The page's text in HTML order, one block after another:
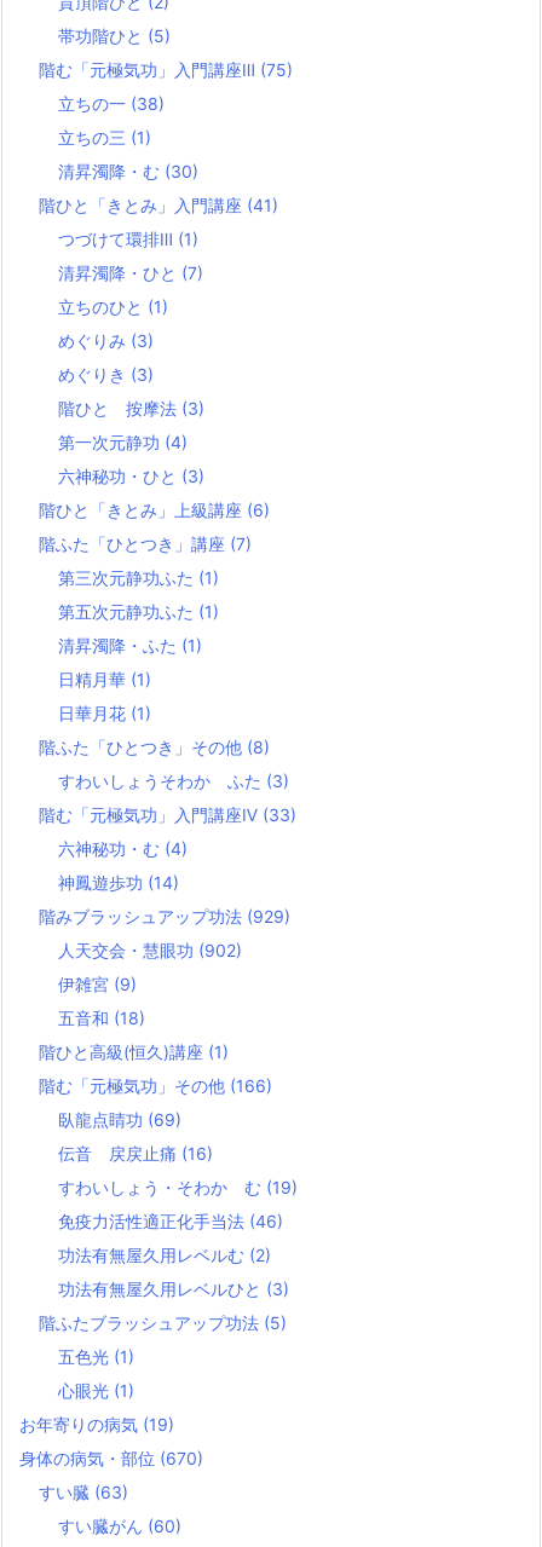
帯功階ひと (5)
階む「元極気功」入門講座Ⅲ (75)
立ちの一 (38)
立ちの三 (1)
清昇濁降・む (30)
階ひと「きとみ」入門講座 (41)
つづけて環排Ⅲ (1)
清昇濁降・ひと (7)
立ちのひと (1)
めぐりみ (3)
めぐりき (3)
階ひと 按摩法 (3)
第一次元静功 (4)
六神秘功・ひと (3)
階ひと「きとみ」上級講座 (6)
階ふた「ひとつき」講座 (7)
第三次元静功ふた (1)
第五次元静功ふた (1)
清昇濁降・ふた (1)
日精月華 (1)
日華月花 (1)
階ふた「ひとつき」その他 (8)
すわいしょうそわか ふた (3)
階む「元極気功」入門講座Ⅳ (33)
六神秘功・む (4)
神鳳遊歩功 (14)
階みブラッシュアップ功法 (929)
人天交会・慧眼功 (902)
伊雑宮 (9)
五音和 (18)
階ひと高級(恒久)講座 (1)
階む「元極気功」その他 (166)
臥龍点睛功 (69)
伝音 戻戻止痛 (16)
すわいしょう・そわか む (19)
免疫力活性適正化手当法 (46)
功法有無屋久用レベルむ (2)
功法有無屋久用レベルひと (3)
階ふたブラッシュアップ功法 (5)
五色光 (1)
心眼光 (1)
お年寄りの病気 (19)
身体の病気・部位 (670)
すい臓 (63)
すい臓がん (60)